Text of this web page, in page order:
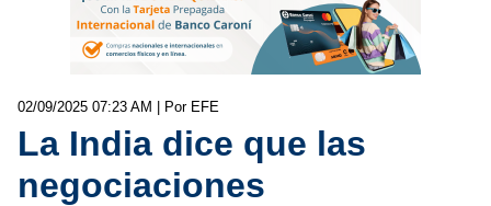
02/09/2025 07:23 AM | Por EFE
La India dice que las
negociaciones